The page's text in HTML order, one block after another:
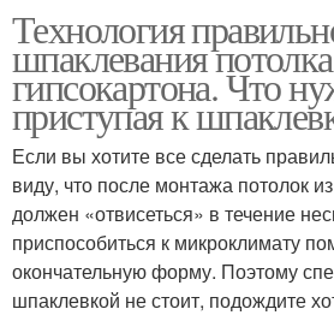
Технология
шпаклевания
гипсокартона. Что
приступая к
Если вы хотите все сделать
виду, что после монтажа потолок
должен «отвисеться» в течение
приспособиться к микроклимату
окончательную форму. Поэтому
шпаклевкой не стоит, подождите